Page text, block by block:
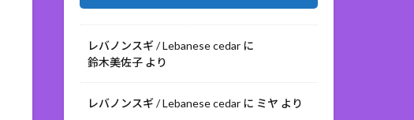
レバノンスギ / Lebanese cedar に
鈴木美佐子 より
レバノンスギ / Lebanese cedar に ミヤ より